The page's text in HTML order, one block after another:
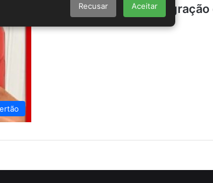
falsa advogada de
Recusar Aceitar